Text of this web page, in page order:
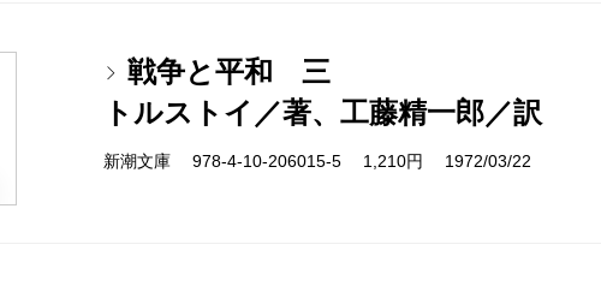
戦争と平和 三
トルストイ／著、工藤精一郎／訳
新潮文庫 978-4-10-206015-5 1,210円 1972/03/22